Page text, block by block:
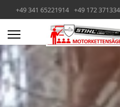
+49 341 65221914 +49 172